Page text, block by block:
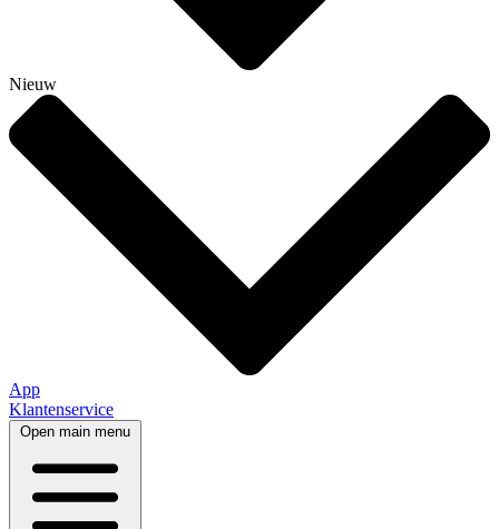
Nieuw
App
Klantenservice
Open main menu